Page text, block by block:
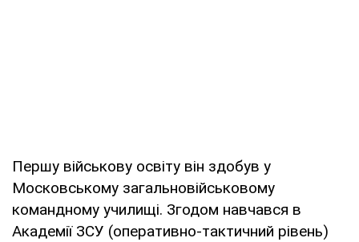
Першу військову освіту він здобув у
Московському загальновійськовому
командному училищі. Згодом навчався в
Академії ЗСУ (оперативно-тактичний рівень)